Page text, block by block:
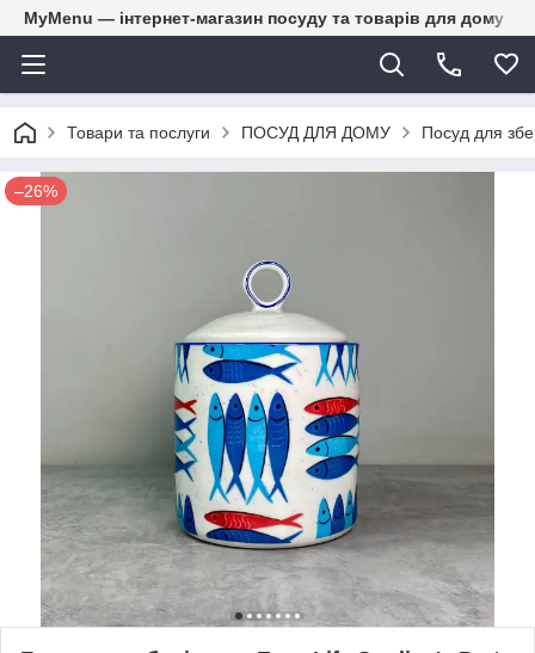
MyMenu — інтернет-магазин посуду та товарів для дому
Товари та послуги ПОСУД ДЛЯ ДОМУ Посуд для
–26%